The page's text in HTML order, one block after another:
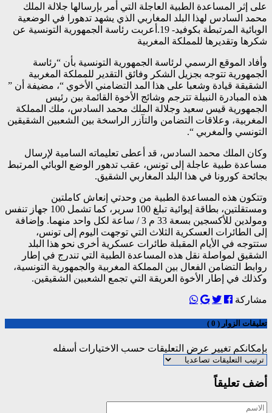
على إثر المساعدة الطبية العاجلة التي أمر بإرسالها جلالة الملك
محمد السادس لهذا البلد المغاربي الذي يشهد تدهورا في الوضعية
الوبائية المرتبطة بكوفيد- 19.أعربت رئاسة الجمهورية التونسية عن
شكرها وتقديرها للمملكة المغربية
وأفاد الموقع الرسمي لرئاسة الجمهورية التونسية بأن “رئاسة
الجمهورية تتوجه بجزيل الشكر وفائق التقدير للمملكة المغربية
الشقيقة قيادة وشعبا على هذا المد التضامني الأخوي “، مضيفة أن ”
هذه المبادرة النبيلة تترجم وشائج الأخوة القائمة بين رئيس
الجمهورية قيس سعيد وجلالة الملك محمد السادس، ملك المملكة
المغربية، وعلاقات التضامن والتآزر الراسخة بين الشعبين الشقيقين
التونسي والمغربي “.
وكان الملك محمد السادس، قد أعطى تعليماته السامية لإرسال
مساعدة طبية عاجلة إلى تونس، عقب تدهور الوضع الوبائي المرتبط
بجائحة كورونا في هذا البلد المغاربي الشقيق.
وتتكون هذه المساعدة الطبية من وحدتي إنعاش كاملتين
ومستقلتين، بطاقة إيوائية تبلغ 100 سرير، كما تشمل 100 جهاز تنفس
ومولدين للأكسجين بسعة 33 م 3 / ساعة لكل واحد منهما. وإضافة
إلى الطائرات العسكرية الثلاث التي توجهت اليوم إلى تونس،
ستتوجه في الأيام المقبلة طائرات عسكرية أخرى نحو هذا البلد
الشقيق لمواصلة نقل هذه المساعدة الطبية التي تندرج في إطار
روابط التضامن الفعال بين المملكة المغربية والجمهورية التونسية،
وكذلك في إطار الأخوة العريقة التي تجمع الشعبين الشقيقين.
مشاركة
تعليقات الزوار ( 0 )
بإمكانكم تغيير عرض التعليقات حسب الاختيارات أسفله
أضف تعليقاً